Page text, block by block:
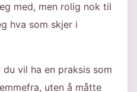
med, men rolig nok til
hva som skjer i
vil ha en praksis som
uten å måtte